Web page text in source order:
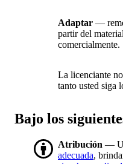
Adaptar —
partir del
comercialmente.
La licenciante
tanto usted siga
Bajo los
Atribución —
adecuada,